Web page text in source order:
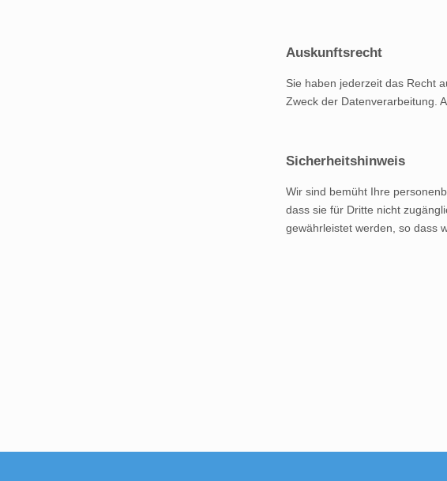
Auskunftsrecht
Sie haben jederzeit das Recht
Zweck der Datenverarbeitung.
Sicherheitshinweis
Wir sind bemüht Ihre
dass sie für Dritte nicht
gewährleistet werden, so dass